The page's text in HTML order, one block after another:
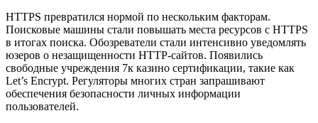
HTTPS превратился нормой по нескольким факторам.
Поисковые машины стали повышать места ресурсов с HTTPS
в итогах поиска. Обозреватели стали интенсивно уведомлять
юзеров о незащищенности HTTP-сайтов. Появились
свободные учреждения 7к казино сертификации, такие как
Let’s Encrypt. Регуляторы многих стран запрашивают
обеспечения безопасности личных информации
пользователей.